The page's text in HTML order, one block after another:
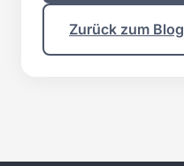
Zurück zum Blog